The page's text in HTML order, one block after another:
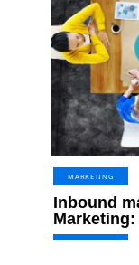
MARKETING
Inbound